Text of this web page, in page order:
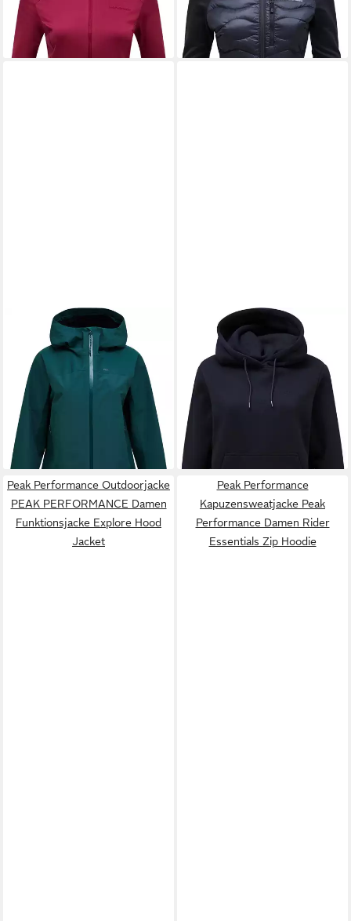
Hoodie
122,10 €
lieferbar - in 2-3 Werktagen bei dir
Down Hybrid Jacke
222,00 €
lieferbar - in 2-3 Werktagen bei dir
PEAK PERFORMANCE
Funktionsjacke PEAK
PERFORMANCE Damen Shell
Jacke Treeline
233,10 €
-7%
lieferbar - in 2-3 Werktagen bei dir
PEAK PERFORMANCE
Kapuzensweatjacke PEAK
PERFORMANCE Damen
Kapuzensweat Original Small
Logo
111,00 €
Peak Performance Outdoorjacke
PEAK PERFORMANCE Damen
Funktionsjacke Explore Hood
Jacket
Peak Performance
Kapuzensweatjacke Peak
Performance Damen Rider
Essentials Zip Hoodie